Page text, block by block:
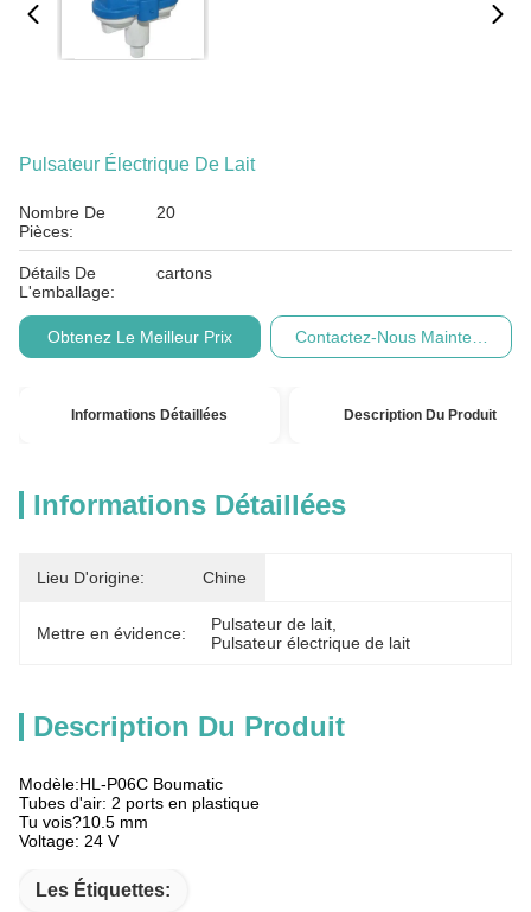
Pulsateur Électrique De Lait
Nombre De
Pièces:
20
Détails De
L'emballage:
cartons
Obtenez Le Meilleur Prix Contactez-Nous Maintenant
Informations Détaillées Description Du Produit
Informations Détaillées
Lieu D'origine: Chine
Mettre en évidence: Pulsateur de lait
Pulsateur électrique de lait
Description Du Produit
Modèle:HL-P06C Boumatic
Tubes d'air: 2 ports en plastique
Tu vois?10.5 mm
Voltage: 24 V
Les Étiquettes: